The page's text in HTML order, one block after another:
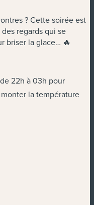
? Cette soirée est
regards qui se
briser la glace… 🔥
22h à 03h pour
la température